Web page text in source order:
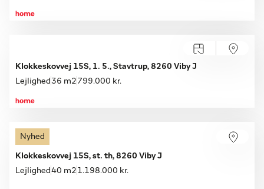
Klokkeskovvej 15S, 1. 5., Stavtrup, 8260 Viby J
Lejlighed 36 m2 799.000 kr.
Nyhed
Klokkeskovvej 15S, st. th, 8260 Viby J
Lejlighed40 m2 1.198.000 kr.